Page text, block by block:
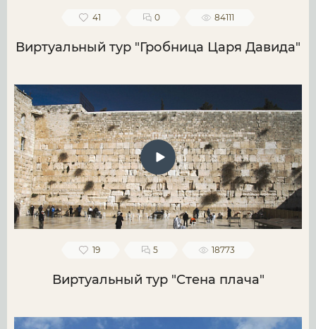
41 0 84111
Виртуальный тур "Гробница Царя Давида"
19 5 18773
Виртуальный тур "Стена плача"